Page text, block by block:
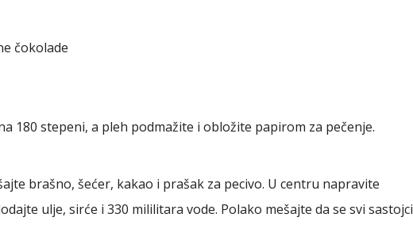
čokolade
180 stepeni, a pleh podmažite i obložite papirom za pečenje.
brašno, šećer, kakao i prašak za pecivo. U centru napravite
ulje, sirće i 330 mililitara vode. Polako mešajte da se svi sastojci